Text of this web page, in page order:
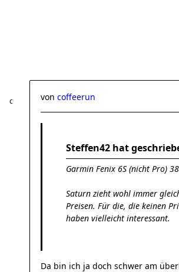
von coffeerun
Steffen42 hat
Garmin Fenix 6S (nicht Pro)
Saturn zieht wohl immer
Preisen. Für die, die keinen
haben vielleicht interessant.
Da bin ich ja doch schwer am